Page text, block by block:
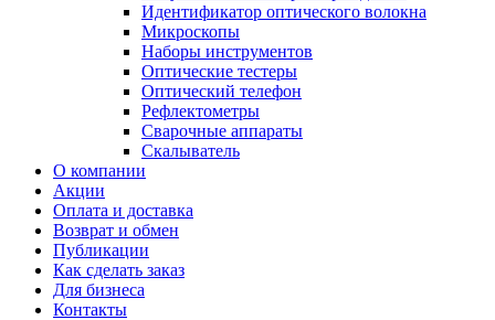
Идентификатор оптического волокна
Микроскопы
Наборы инструментов
Оптические тестеры
Оптический телефон
Рефлектометры
Сварочные аппараты
Скалыватель
О компании
Акции
Оплата и доставка
Возврат и обмен
Публикации
Как сделать заказ
Для бизнеса
Контакты